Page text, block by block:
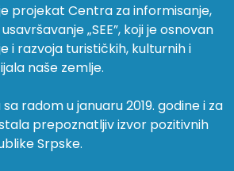
projekat Centra za informisanje,
„SEE”, koji je osnovan
i razvoja turističkih, kulturnih i
naše zemlje.
radom u januaru 2019. godine i za
prepoznatljiv izvor pozitivnih
Srpske.